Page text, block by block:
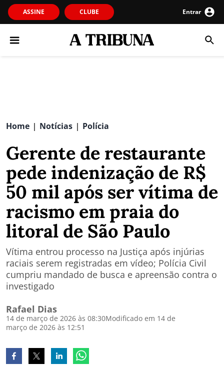
ASSINE CLUBE Entrar
Home | Notícias | Polícia
Gerente de restaurante
pede indenização de R$
50 mil após ser vítima de
racismo em praia do
litoral de São Paulo
Vítima entrou processo na Justiça após injúrias
raciais serem registradas em vídeo; Polícia Civil
cumpriu mandado de busca e apreensão contra o
investigado
Rafael Dias
14 de março de 2026 às 08:30Modificado em 14 de
março de 2026 às 12:51